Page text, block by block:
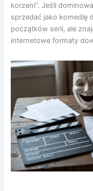
korzeni”. Jeśli
sprzedać jako komedię
początków serii, ale
internetowe formaty